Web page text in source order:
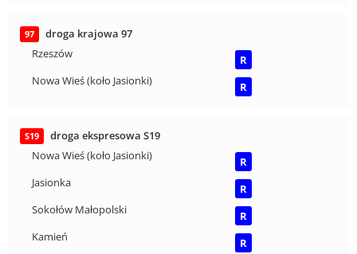
97
droga krajowa 97
Rzeszów
R
Nowa Wieś (koło Jasionki)
R
S19
droga ekspresowa S19
Nowa Wieś (koło Jasionki)
R
Jasionka
R
Sokołów Małopolski
R
Kamień
R